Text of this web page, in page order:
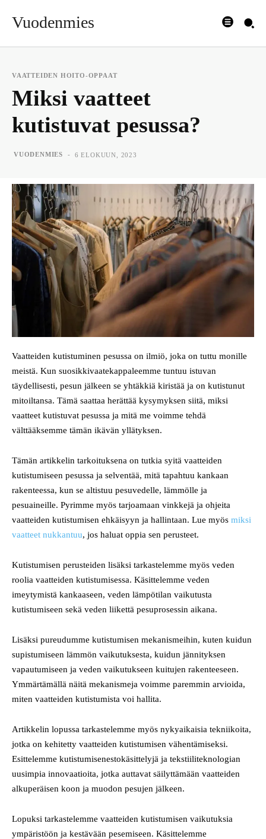
Vuodenmies
VAATTEIDEN HOITO-OPPAAT
Miksi vaatteet
kutistuvat pesussa?
VUODENMIES - 6 ELOKUUN, 2023
Vaatteiden kutistuminen pesussa on ilmiö, joka on tuttu monille
meistä. Kun suosikkivaatekappaleemme tuntuu istuvan
täydellisesti, pesun jälkeen se yhtäkkiä kiristää ja on kutistunut
mitoiltansa. Tämä saattaa herättää kysymyksen siitä, miksi
vaatteet kutistuvat pesussa ja mitä me voimme tehdä
välttääksemme tämän ikävän yllätyksen.
Tämän artikkelin tarkoituksena on tutkia syitä vaatteiden
kutistumiseen pesussa ja selventää, mitä tapahtuu kankaan
rakenteessa, kun se altistuu pesuvedelle, lämmölle ja
pesuaineille. Pyrimme myös tarjoamaan vinkkejä ja ohjeita
vaatteiden kutistumisen ehkäisyyn ja hallintaan. Lue myös miksi
vaatteet nukkantuu, jos haluat oppia sen perusteet.
Kutistumisen perusteiden lisäksi tarkastelemme myös veden
roolia vaatteiden kutistumisessa. Käsittelemme veden
imeytymistä kankaaseen, veden lämpötilan vaikutusta
kutistumiseen sekä veden liikettä pesuprosessin aikana.
Lisäksi pureudumme kutistumisen mekanismeihin, kuten kuidun
supistumiseen lämmön vaikutuksesta, kuidun jännityksen
vapautumiseen ja veden vaikutukseen kuitujen rakenteeseen.
Ymmärtämällä näitä mekanismeja voimme paremmin arvioida,
miten vaatteiden kutistumista voi hallita.
Artikkelin lopussa tarkastelemme myös nykyaikaisia tekniikoita,
jotka on kehitetty vaatteiden kutistumisen vähentämiseksi.
Esittelemme kutistumisenestokäsittelyjä ja tekstiiliteknologian
uusimpia innovaatioita, jotka auttavat säilyttämään vaatteiden
alkuperäisen koon ja muodon pesujen jälkeen.
Lopuksi tarkastelemme vaatteiden kutistumisen vaikutuksia
ympäristöön ja kestävään pesemiseen. Käsittelemme